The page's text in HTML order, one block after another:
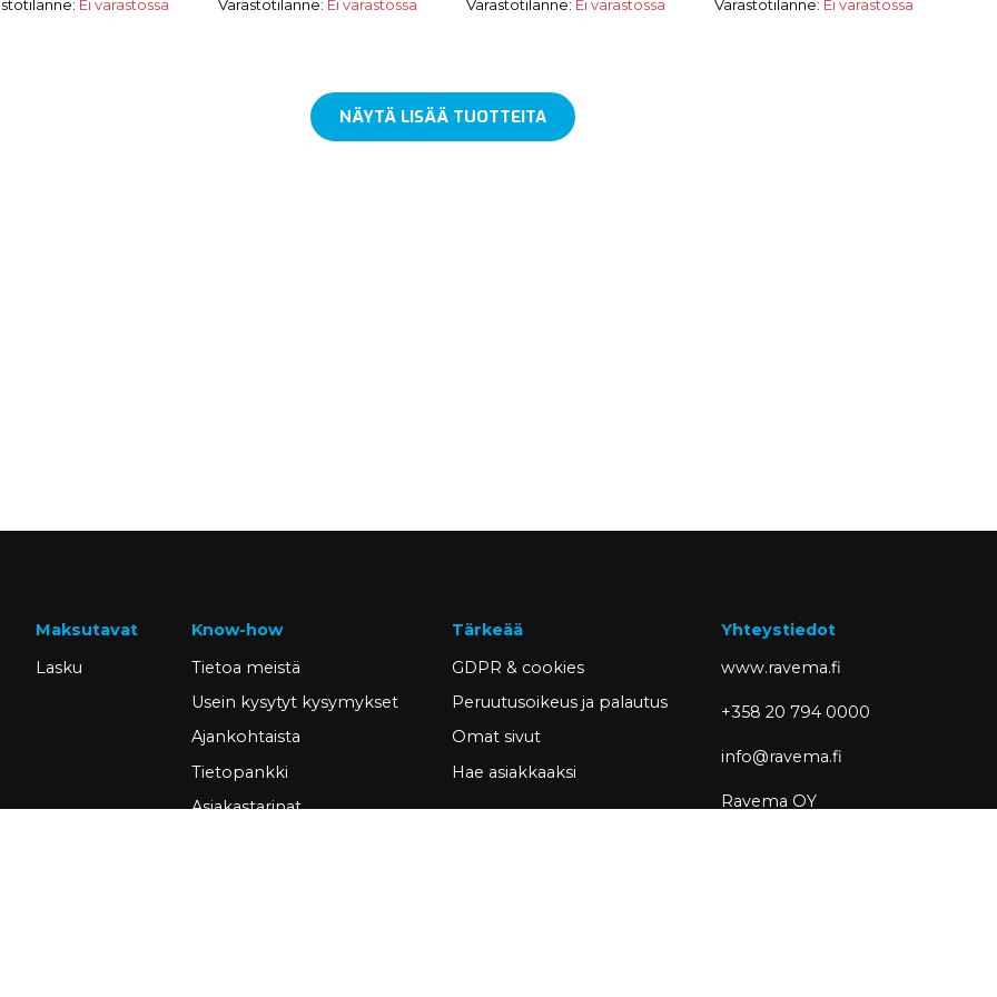
Ei varastossa Varastotilanne: Ei varastossa Varastotilanne: Ei varastossa Varastotilanne: Ei varastossa
NÄYTÄ LISÄÄ TUOTTEITA
Maksutavat
Lasku
Know-how
Tietoa meistä
Usein kysytyt kysymykset
Ajankohtaista
Tietopankki
Asiakastarinat
Tärkeää
GDPR & cookies
Peruutusoikeus ja palautus
Omat sivut
Hae asiakkaaksi
Yhteystiedot
www.ravema.fi
+358 20 794 0000
info@ravema.fi
Ravema OY